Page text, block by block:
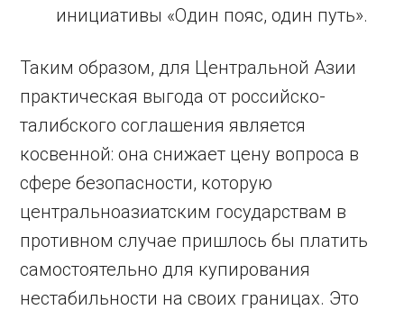
инициативы «Один пояс, один путь».
Таким образом, для Центральной Азии
практическая выгода от российско-
талибского соглашения является
косвенной: она снижает цену вопроса в
сфере безопасности, которую
центральноазиатским государствам в
противном случае пришлось бы платить
самостоятельно для купирования
нестабильности на своих границах. Это